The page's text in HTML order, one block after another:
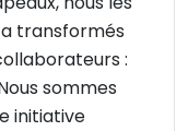
a transformés
:
sommes
initiative